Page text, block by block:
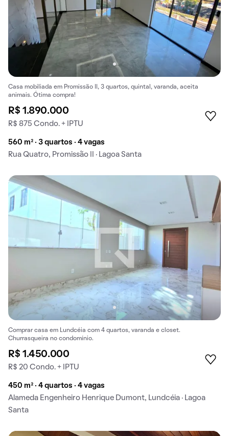
Casa mobiliada em Promissão II, 3 quartos, quintal, varanda, aceita
animais. Ótima compra!
R$ 1.890.000
R$ 875 Condo. + IPTU
560 m² · 3 quartos · 4 vagas
Rua Quatro, Promissão II · Lagoa Santa
Comprar casa em Lundcéia com 4 quartos, varanda e closet.
Churrasqueira no condomínio.
R$ 1.450.000
R$ 20 Condo. + IPTU
450 m² · 4 quartos · 4 vagas
Alameda Engenheiro Henrique Dumont, Lundcéia · Lagoa
Santa